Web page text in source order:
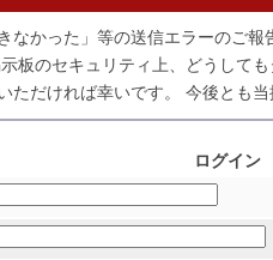
なかった」等の送信エラーのご
板のセキュリティ上、どうして
ただければ幸いです。 今後とも
ログイン